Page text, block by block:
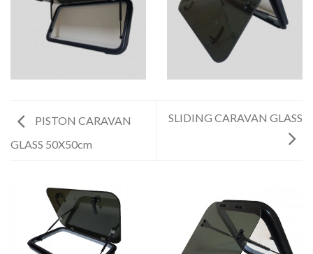
PISTON CARAVAN
GLASS 50X50cm
SLIDING CARAVAN GLASS